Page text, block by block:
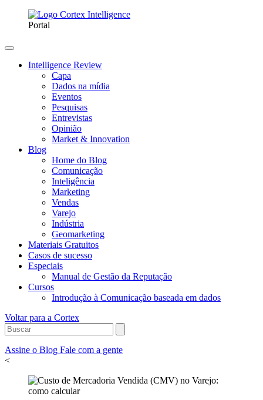
Portal
Intelligence Review
Capa
Dados na mídia
Eventos
Pesquisas
Entrevistas
Opinião
Market & Innovation
Blog
Home do Blog
Comunicação
Inteligência
Marketing
Vendas
Varejo
Indústria
Geomarketing
Materiais Gratuitos
Casos de sucesso
Especiais
Manual de Gestão da Reputação
Cursos
Introdução à Comunicação baseada em dados
Voltar para a Cortex
Assine o Blog Fale com a gente
<